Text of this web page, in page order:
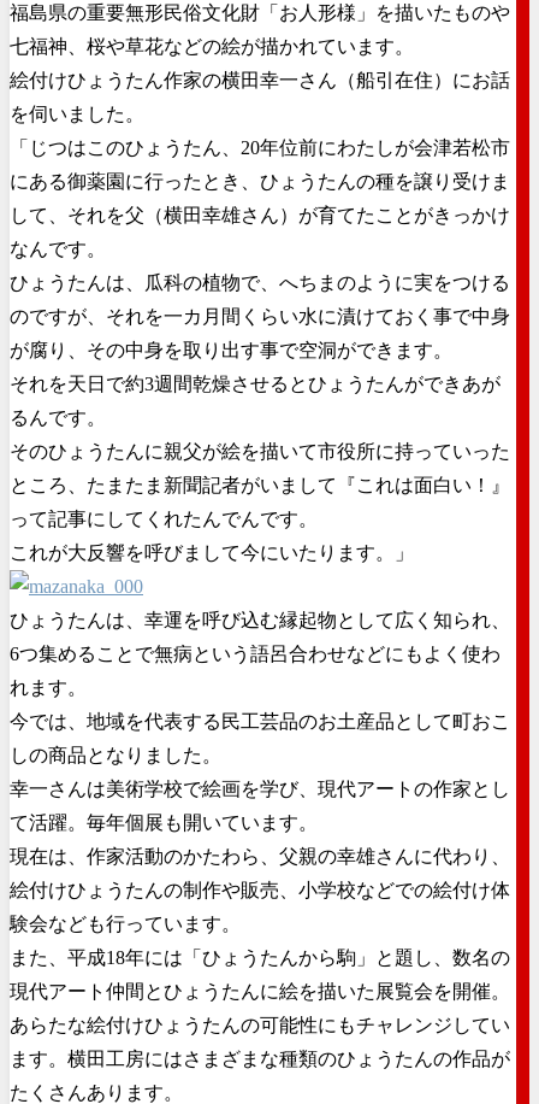
福島県の重要無形民俗文化財「お人形様」を描いたものや
七福神、 桜や草花などの絵が描かれています。
絵付けひょうたん作家の横田幸一さん（船引在住）にお話
を伺いました。
「じつはこのひょうたん、20年位前にわたしが会津若松市
にある御薬園に行ったとき、ひょうたんの種を譲り受けま
して、それを父（横田幸雄さん）が育てたことがきっかけ
なんです。
ひょうたんは、瓜科の植物で、へちまのように実をつける
のですが、それを一カ月間くらい水に漬けておく事で中身
が腐り、その中身を取り出す事で空洞ができます。
それを天日で約3週間乾燥させるとひょうたんができあが
るんです。
そのひょうたんに親父が絵を描いて市役所に持っていった
ところ、たまたま新聞記者がいまして『これは面白い！』
って記事にしてくれたんでんです。
これが大反響を呼びまして今にいたります。」
ひょうたんは、幸運を呼び込む縁起物として広く知られ、
6つ集めることで無病という語呂合わせなどにもよく使わ
れます。
今では、地域を代表する民工芸品のお土産品として町おこ
しの商品となりました。
幸一さんは美術学校で絵画を学び、現代アートの作家とし
て活躍。毎年個展も開いています。
現在は、作家活動のかたわら、父親の幸雄さんに代わり、
絵付けひょうたんの制作や販売、小学校などでの絵付け体
験会なども行っています。
また、平成18年には「ひょうたんから駒」と題し、数名の
現代アート仲間とひょうたんに絵を描いた展覧会を開催。
あらたな絵付けひょうたんの可能性にもチャレンジしてい
ます。横田工房にはさまざまな種類のひょうたんの作品が
たくさんあります。